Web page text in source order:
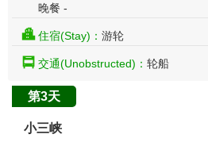
晚餐 -
住宿(Stay)： 游轮
交通(Unobstructed)： 轮船
第3天
小三峡